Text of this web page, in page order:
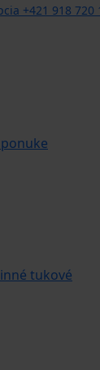
+421 918 720
tukové